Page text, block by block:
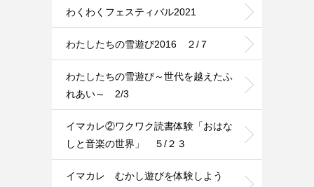
わくわくフェスティバル2021
わたしたちの雪遊び2016 ２/７
わたしたちの雪遊び～世代を越えたふ
れあい～ 2/3
イマカレ②ワクワク読書体験「おはな
しと音楽の世界」 ５/２３
イマカレ むかし遊びを体験しよう